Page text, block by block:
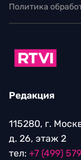
Политика
Редакция
115280, г.
д. 26, этаж 2
тел: +7 (499)